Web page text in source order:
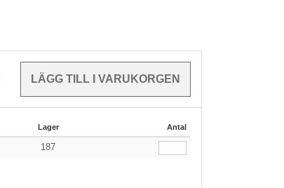
Lager Antal
187